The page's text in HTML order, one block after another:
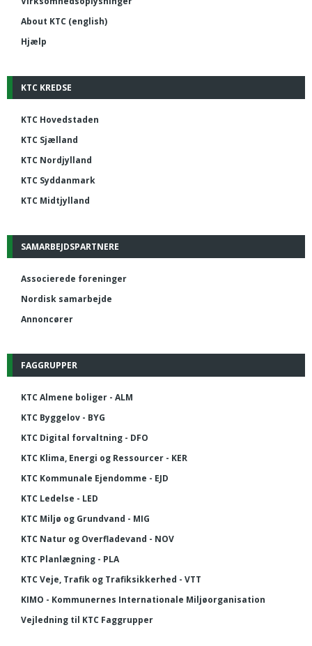
About KTC (english)
Hjælp
KTC KREDSE
KTC Hovedstaden
KTC Sjælland
KTC Nordjylland
KTC Syddanmark
KTC Midtjylland
SAMARBEJDSPARTNERE
Associerede foreninger
Nordisk samarbejde
Annoncører
FAGGRUPPER
KTC Almene boliger - ALM
KTC Byggelov - BYG
KTC Digital forvaltning - DFO
KTC Klima, Energi og Ressourcer - KER
KTC Kommunale Ejendomme - EJD
KTC Ledelse - LED
KTC Miljø og Grundvand - MIG
KTC Natur og Overfladevand - NOV
KTC Planlægning - PLA
KTC Veje, Trafik og Trafiksikkerhed - VTT
KIMO - Kommunernes Internationale Miljøorganisation
Vejledning til KTC Faggrupper